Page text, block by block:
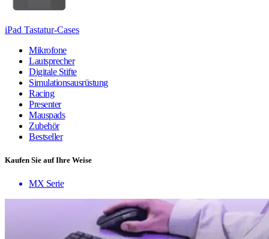
iPad Tastatur-Cases
Mikrofone
Lautsprecher
Digitale Stifte
Simulationsausrüstung
Racing
Presenter
Mauspads
Zubehör
Bestseller
Kaufen Sie auf Ihre Weise
MX Serie